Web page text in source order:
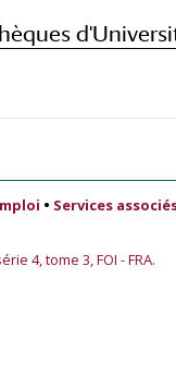
• Services
4, tome 3, FOI - FRA.